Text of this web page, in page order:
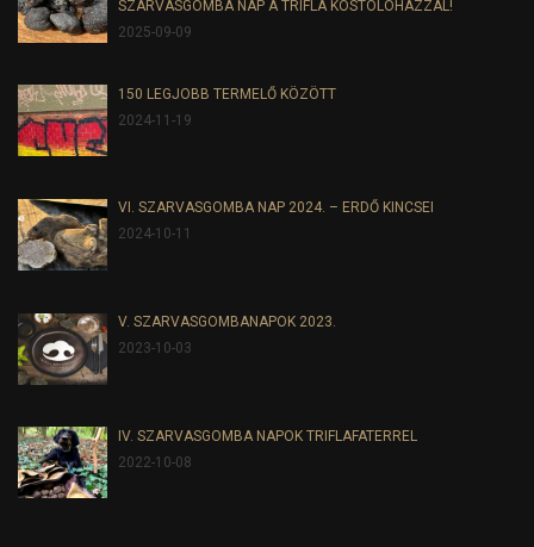
SZARVASGOMBA NAP A TRIFLA KÓSTOLÓHÁZZAL!
2025-09-09
150 LEGJOBB TERMELŐ KÖZÖTT
2024-11-19
VI. SZARVASGOMBA NAP 2024. – ERDŐ KINCSEI
2024-10-11
V. SZARVASGOMBANAPOK 2023.
2023-10-03
IV. SZARVASGOMBA NAPOK TRIFLAFATERREL
2022-10-08